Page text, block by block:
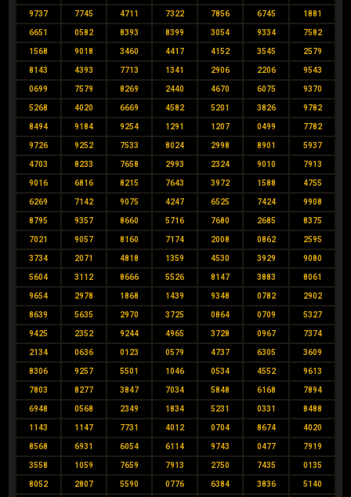
9737 7745 4711 7322 7856 6745 1881
6651 0582 8393 8399 3054 9334 7582
1568 9018 3460 4417 4152 3545 2579
8143 4393 7713 1341 2906 2206 9543
0699 7579 8269 2440 4670 6075 9370
5268 4020 6669 4582 5201 3826 9782
8494 9184 9254 1291 1207 0499 7782
9726 9252 7533 8024 2998 8901 5937
4703 8233 7658 2993 2324 9010 7913
9016 6816 8215 7643 3972 1588 4755
6269 7142 9075 4247 6525 7424 9908
8795 9357 8660 5716 7680 2685 8375
7021 9057 8160 7174 2008 0862 2595
3734 2071 4818 1359 4530 3929 9080
5604 3112 8666 5526 8147 3883 8061
9654 2978 1868 1439 9348 0782 2902
8639 5635 2970 3725 0864 0709 5327
9425 2352 9244 4965 3728 0967 7374
2134 0636 0123 0579 4737 6305 3609
8306 9257 5501 1046 0534 4552 9613
7803 8277 3847 7034 5848 6168 7894
6948 0568 2349 1834 5231 0331 8488
1143 1147 7731 4012 0704 8674 4020
8568 6931 6054 6114 9743 0477 7919
3558 1059 7659 7913 2750 7435 0135
8052 2807 5590 0776 6384 3836 5140